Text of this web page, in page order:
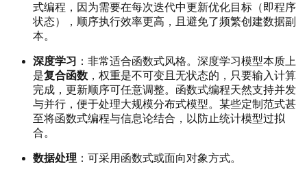
式编程，因为需要在每次迭代中更新优化目标（即程序
状态），顺序执行效率更高，且避免了频繁创建数据副
本。
深度学习 ：非常适合函数式风格。深度学习模型本质上
是复合函数 ，权重是不可变且无状态的，只要输入计算
完成，更新顺序可任意调整。函数式编程天然支持并发
与并行，便于处理大规模分布式模型。某些定制范式甚
至将函数式编程与信息论结合，以防止统计模型过拟
合。
数据处理 ：可采用函数式或面向对象方式。